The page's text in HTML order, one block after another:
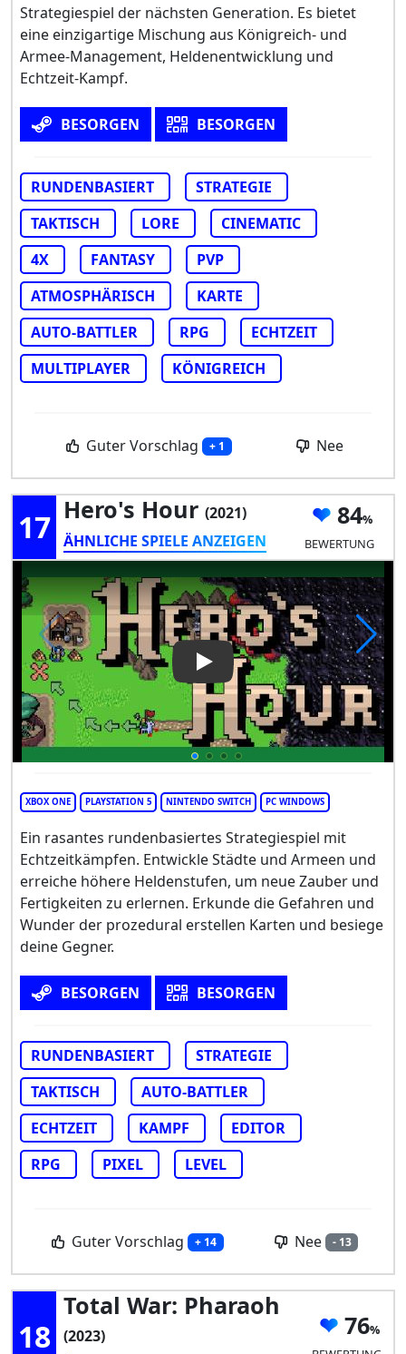
Strategiespiel der nächsten Generation. Es bietet
eine einzigartige Mischung aus Königreich- und
Armee-Management, Heldenentwicklung und
Echtzeit-Kampf.
BESORGEN BESORGEN
RUNDENBASIERT
STRATEGIE
TAKTISCH
LORE
CINEMATIC
4X
FANTASY
PVP
ATMOSPHÄRISCH
KARTE
AUTO-BATTLER
RPG
ECHTZEIT
MULTIPLAYER
KÖNIGREICH
Guter Vorschlag + 1 Nee
17 Hero's Hour (2021)
ÄHNLICHE SPIELE ANZEIGEN
84
BEWERTUNG
Play Video: Hero's Hour
XBOX ONE PLAYSTATION 5 NINTENDO SWITCH PC WINDOWS
Ein rasantes rundenbasiertes Strategiespiel mit
Echtzeitkämpfen. Entwickle Städte und Armeen und
erreiche höhere Heldenstufen, um neue Zauber und
Fertigkeiten zu erlernen. Erkunde die Gefahren und
Wunder der prozedural erstellen Karten und besiege
deine Gegner.
BESORGEN BESORGEN
RUNDENBASIERT
STRATEGIE
TAKTISCH
AUTO-BATTLER
ECHTZEIT
KAMPF
EDITOR
RPG
PIXEL LEVEL
Guter Vorschlag + 14 Nee - 13
18
Total War: Pharaoh
(2023)
76